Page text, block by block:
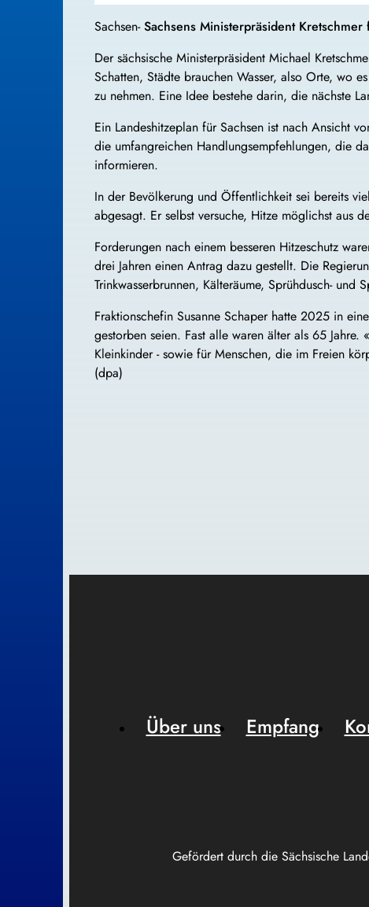
Sachsen-Sachsens Ministerpräsident
Der sächsische Ministerpräsident Michael
Schatten, Städte brauchen Wasser, also Orte, wo
zu nehmen. Eine Idee bestehe darin, die nächste
Ein Landeshitzeplan für Sachsen ist nach Ansicht
die umfangreichen Handlungsempfehlungen, die
informieren.
In der Bevölkerung und Öffentlichkeit sei bereits
abgesagt. Er selbst versuche, Hitze möglichst aus
Forderungen nach einem besseren Hitzeschutz
drei Jahren einen Antrag dazu gestellt. Die
Trinkwasserbrunnen, Kälteräume, Sprühdusch- und
Fraktionschefin Susanne Schaper hatte 2025 in
gestorben seien. Fast alle waren älter als 65
Kleinkinder - sowie für Menschen, die im Freien
(dpa)
Gefördert durch die Sächsische
Über uns Empfang